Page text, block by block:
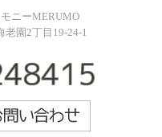
ニーMERUMO
老園2丁目19-24-1